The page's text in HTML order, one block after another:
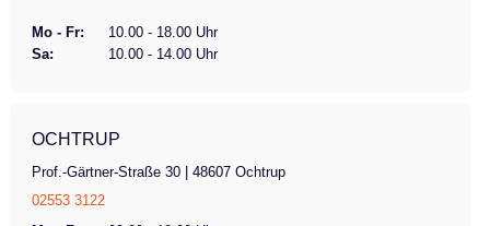
Mo - Fr:
10.00 - 18.00 Uhr
Sa:
10.00 - 14.00 Uhr
OCHTRUP
Prof.-Gärtner-Straße 30 | 48607 Ochtrup
02553 3122